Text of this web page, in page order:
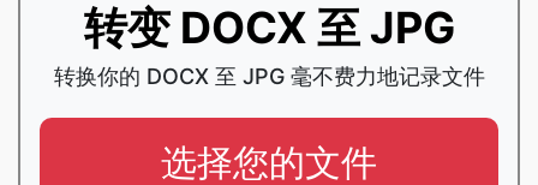
转变 DOCX 至 JPG
转换你的 DOCX 至 JPG 毫不费力地记录文件
选择您的文件